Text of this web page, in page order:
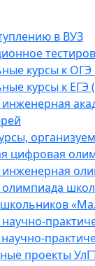
в ВУЗ
курсы к
курсы к
цифровая
инженерная
олимпиада
научно-
проекты